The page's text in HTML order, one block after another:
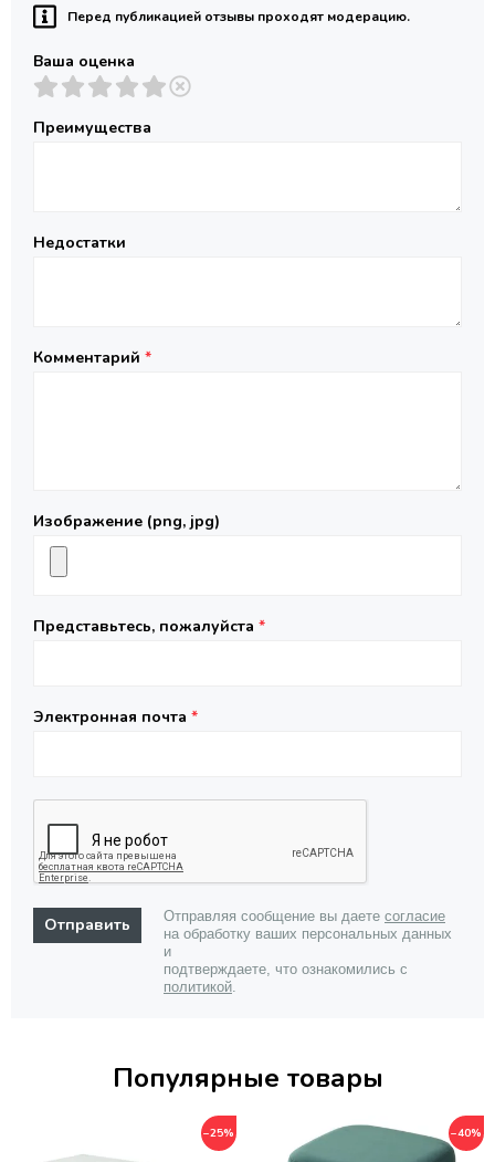
Перед публикацией отзывы проходят модерацию.
Ваша оценка
Преимущества
Недостатки
Комментарий *
Изображение (png, jpg)
Представьтесь, пожалуйста *
Электронная почта *
Отправить Отправляя сообщение вы даете согласие
на обработку ваших персональных данных
и
политикой
Популярные товары
−25% −40%